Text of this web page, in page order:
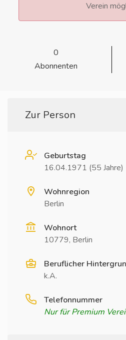
Verein
0
Abonnenten
Zur Person
Geburtstag
16.04.1971 (55 Jahre)
Wohnregion
Berlin
Wohnort
10779, Berlin
Beruflicher
k.A.
Telefonnummer
Nur für Premium